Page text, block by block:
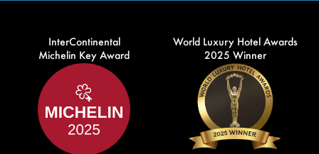
InterContinental
Michelin Key Award
World Luxury Hotel Awards
2025 Winner